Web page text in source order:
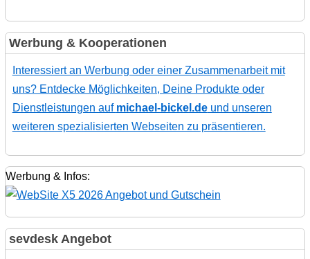
Werbung & Kooperationen
Interessiert an Werbung oder einer Zusammenarbeit mit
uns? Entdecke Möglichkeiten, Deine Produkte oder
Dienstleistungen auf michael-bickel.deund unseren
weiteren spezialisierten Webseiten zu präsentieren.
Werbung & Infos:
sevdesk Angebot